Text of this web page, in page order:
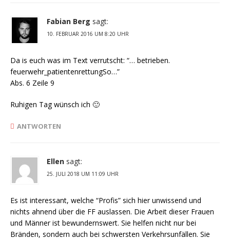
Fabian Berg sagt:
10. FEBRUAR 2016 UM 8:20 UHR
Da is euch was im Text verrutscht: “… betrieben.
feuerwehr_patientenrettungSo…”
Abs. 6 Zeile 9
Ruhigen Tag wünsch ich 🙂
ANTWORTEN
Ellen sagt:
25. JULI 2018 UM 11:09 UHR
Es ist interessant, welche “Profis” sich hier unwissend und
nichts ahnend über die FF auslassen. Die Arbeit dieser Frauen
und Männer ist bewundernswert. Sie helfen nicht nur bei
Bränden, sondern auch bei schwersten Verkehrsunfällen. Sie